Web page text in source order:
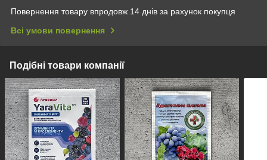
Повернення товару впродовж 14 днів за рахунок покупця
Всі умови повернення
Подібні товари компанії